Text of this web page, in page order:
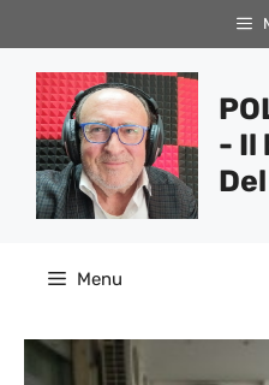
al
contenuto
- Il
Menu